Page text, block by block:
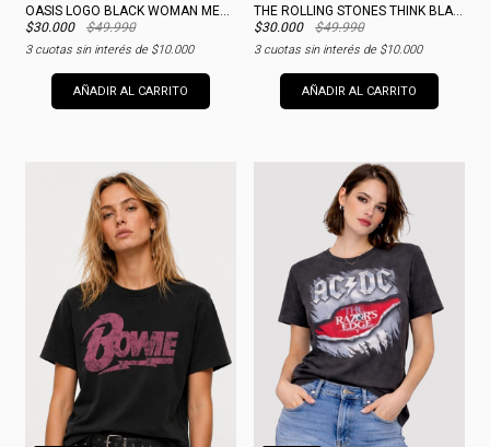
OASIS LOGO BLACK WOMAN MERCH
$30.000
$49.990
3cuotas sin interés de $10.000
AÑADIR AL CARRITO
THE ROLLING STONES THINK BLACK WOMAN MERCH
$30.000
$49.990
3cuotas sin interés de $10.000
AÑADIR AL CARRITO